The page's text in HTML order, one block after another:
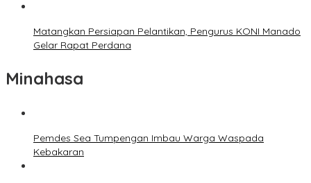
Matangkan Persiapan Pelantikan, Pengurus KONI Manado
Gelar Rapat Perdana
Minahasa
Pemdes Sea Tumpengan Imbau Warga Waspada
Kebakaran